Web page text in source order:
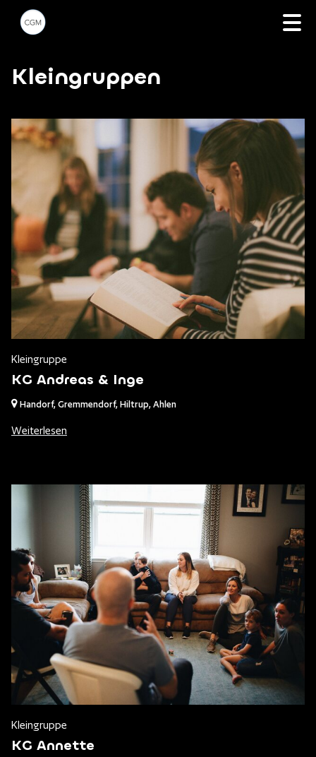
Kleingruppen
Kleingruppe
KG Andreas & Inge
Handorf, Gremmendorf, Hiltrup, Ahlen
Weiterlesen
Kleingruppe
KG Annette